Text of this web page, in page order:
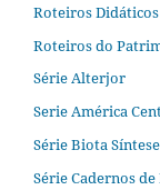
Roteiros Didáticos
Roteiros do
Série Alterjor
Serie América
Série Biota Síntese
Série Cadernos